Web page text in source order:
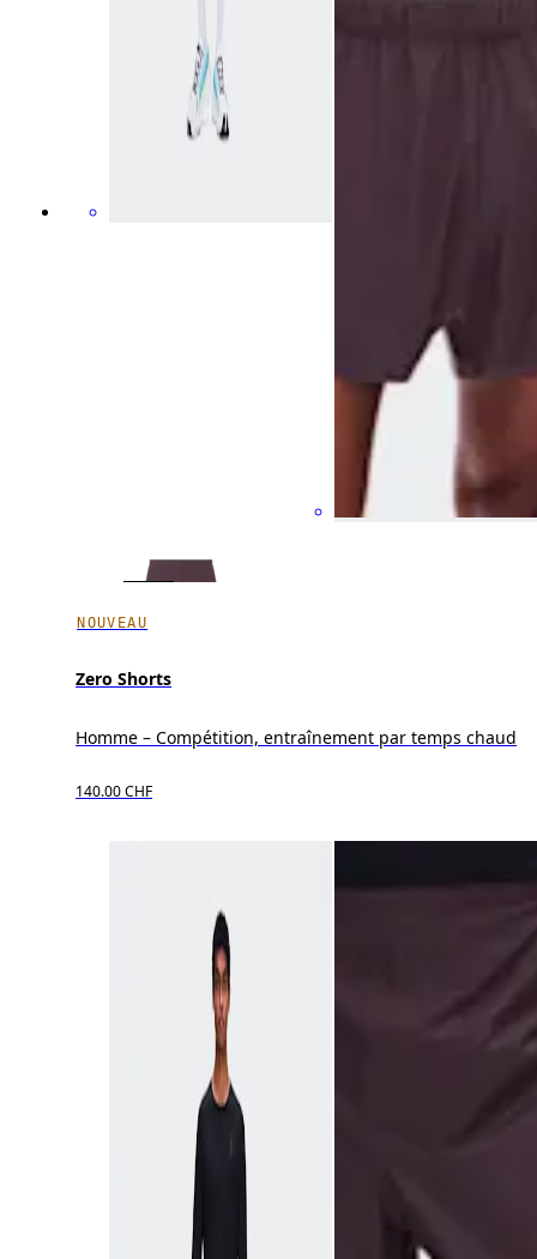
NOUVEAU
Zero Shorts
Homme – Compétition, entraînement par temps chaud
140.00 CHF